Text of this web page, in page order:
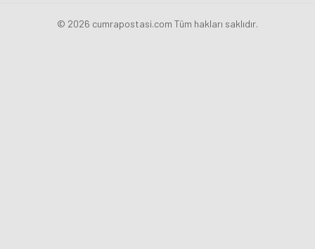
© 2026 cumrapostasi.com Tüm hakları saklıdır.